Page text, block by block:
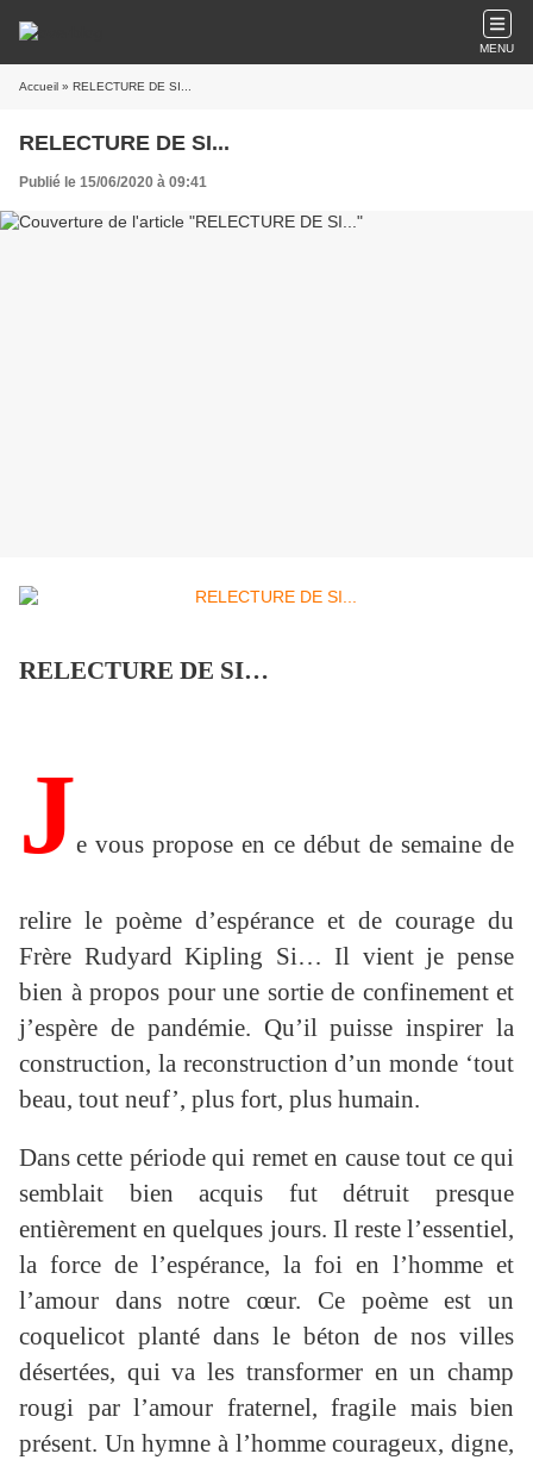
MENU
Accueil » RELECTURE DE SI...
RELECTURE DE SI...
Publié le 15/06/2020 à 09:41
RELECTURE DE SI…
Je vous propose en ce début de semaine de
relire le poème d’espérance et de courage du
Frère Rudyard Kipling Si… Il vient je pense
bien à propos pour une sortie de confinement et
j’espère de pandémie. Qu’il puisse inspirer la
construction, la reconstruction d’un monde ‘tout
beau, tout neuf’, plus fort, plus humain.
Dans cette période qui remet en cause tout ce qui
semblait bien acquis fut détruit presque
entièrement en quelques jours. Il reste l’essentiel,
la force de l’espérance, la foi en l’homme et
l’amour dans notre cœur. Ce poème est un
coquelicot planté dans le béton de nos villes
désertées, qui va les transformer en un champ
rougi par l’amour fraternel, fragile mais bien
présent. Un hymne à l’homme courageux, digne,